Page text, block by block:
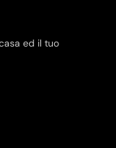
ed il tuo